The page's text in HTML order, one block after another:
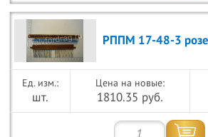
РППМ 17-48-3
шт.
Цена на новые:
1810.35 руб.